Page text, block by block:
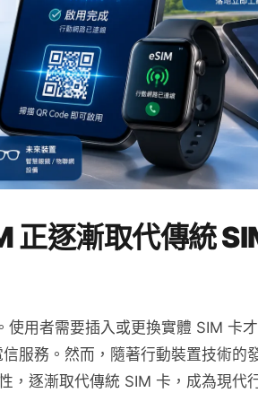
正逐漸取代傳統
用者需要插入或更換實體 SIM 卡
服務。然而，隨著行動裝置技術的
，逐漸取代傳統 SIM 卡，成為現代